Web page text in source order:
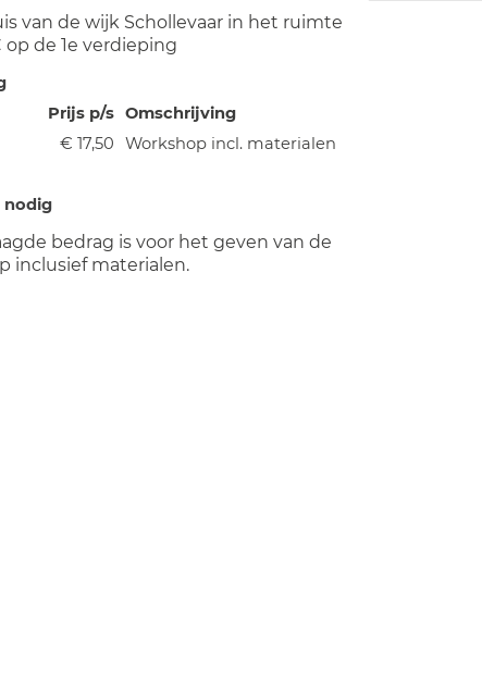
van de wijk Schollevaar in het ruimte
op de 1e verdieping
Prijs p/s Omschrijving
€ 17,50 Workshop incl. materialen
nodig
bedrag is voor het geven van de
inclusief materialen.